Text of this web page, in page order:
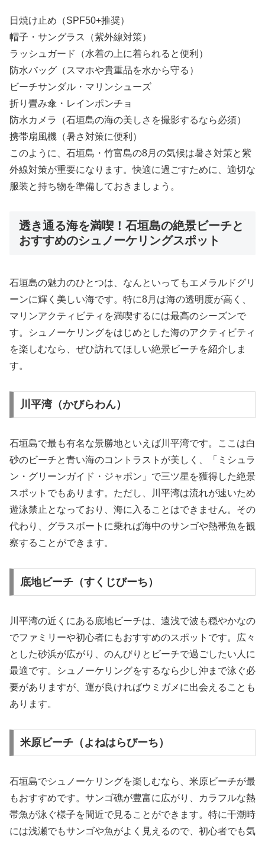
日焼け止め（SPF50+推奨）
帽子・サングラス（紫外線対策）
ラッシュガード（水着の上に着られると便利）
防水バッグ（スマホや貴重品を水から守る）
ビーチサンダル・マリンシューズ
折り畳み傘・レインポンチョ
防水カメラ（石垣島の海の美しさを撮影するなら必須）
携帯扇風機（暑さ対策に便利）
このように、石垣島・竹富島の8月の気候は暑さ対策と紫
外線対策が重要になります。快適に過ごすために、適切な
服装と持ち物を準備しておきましょう。
透き通る海を満喫！石垣島の絶景ビーチと
おすすめのシュノーケリングスポット
石垣島の魅力のひとつは、なんといってもエメラルドグリ
ーンに輝く美しい海です。特に8月は海の透明度が高く、
マリンアクティビティを満喫するには最高のシーズンで
す。シュノーケリングをはじめとした海のアクティビティ
を楽しむなら、ぜひ訪れてほしい絶景ビーチを紹介しま
す。
川平湾（かびらわん）
石垣島で最も有名な景勝地といえば川平湾です。ここは白
砂のビーチと青い海のコントラストが美しく、「ミシュラ
ン・グリーンガイド・ジャポン」で三ツ星を獲得した絶景
スポットでもあります。ただし、川平湾は流れが速いため
遊泳禁止となっており、海に入ることはできません。その
代わり、グラスボートに乗れば海中のサンゴや熱帯魚を観
察することができます。
底地ビーチ（すくじびーち）
川平湾の近くにある底地ビーチは、遠浅で波も穏やかなの
でファミリーや初心者にもおすすめのスポットです。広々
とした砂浜が広がり、のんびりとビーチで過ごしたい人に
最適です。シュノーケリングをするなら少し沖まで泳ぐ必
要がありますが、運が良ければウミガメに出会えることも
あります。
米原ビーチ（よねはらびーち）
石垣島でシュノーケリングを楽しむなら、米原ビーチが最
もおすすめです。サンゴ礁が豊富に広がり、カラフルな熱
帯魚が泳ぐ様子を間近で見ることができます。特に干潮時
には浅瀬でもサンゴや魚がよく見えるので、初心者でも気